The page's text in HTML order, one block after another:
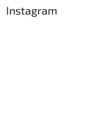
Instagram